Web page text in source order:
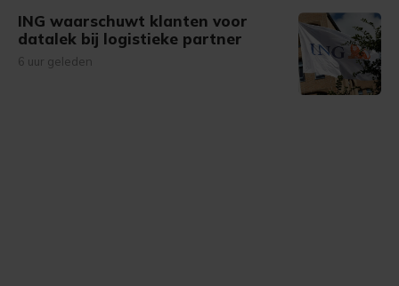
ING waarschuwt klanten voor
datalek bij logistieke partner
6 uur geleden